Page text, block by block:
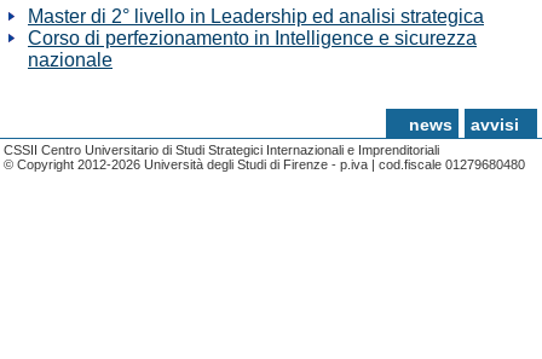
Master di 2° livello in Leadership ed analisi strategica
Corso di perfezionamento in Intelligence e sicurezza
nazionale
news avvisi
CSSII Centro Universitario di Studi Strategici Internazionali e Imprenditoriali
© Copyright 2012-2026 Università degli Studi di Firenze - p.iva | cod.fiscale 01279680480